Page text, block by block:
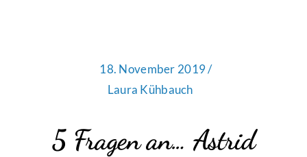
18. November 2019 /
Laura Kühbauch
5 Fragen an… Astrid